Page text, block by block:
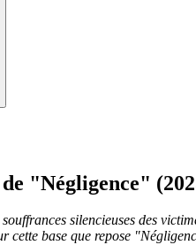
"Négligence"
silencieuses des
cette base que repose